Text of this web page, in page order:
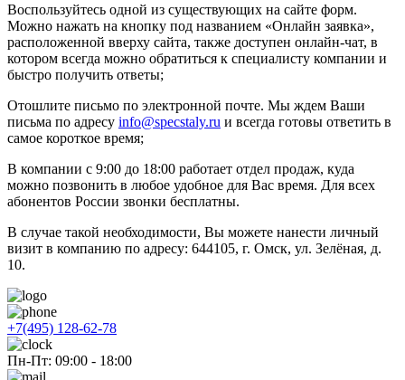
Воспользуйтесь одной из существующих на сайте форм.
Можно нажать на кнопку под названием «Онлайн заявка»,
расположенной вверху сайта, также доступен онлайн-чат, в
котором всегда можно обратиться к специалисту компании и
быстро получить ответы;
Отошлите письмо по электронной почте. Мы ждем Ваши
письма по адресу info@specstaly.ru и всегда готовы ответить в
самое короткое время;
В компании с 9:00 до 18:00 работает отдел продаж, куда
можно позвонить в любое удобное для Вас время. Для всех
абонентов России звонки бесплатны.
В случае такой необходимости, Вы можете нанести личный
визит в компанию по адресу: 644105, г. Омск, ул. Зелёная, д.
10.
+7(495) 128-62-78
Пн-Пт: 09:00 - 18:00